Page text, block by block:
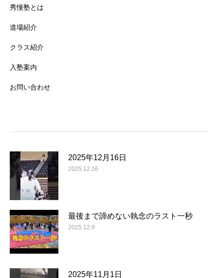
秀憧塾とは
道場紹介
クラス紹介
入塾案内
お問い合わせ
2025年12月16日
2025.12.16
最後まで諦めない執念のラスト一秒
2025.12.9
2025年11月1日